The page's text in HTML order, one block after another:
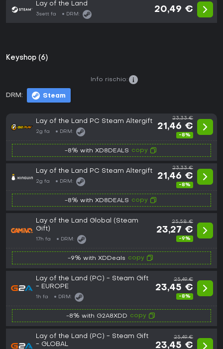
Lay of the Land
3sett fa DRM:
20,49 €
Keyshop (6)
DRM: Steam
Info rischio:
Lay of the Land PC Steam Altergift
2g fa DRM:
23,33 €
21,46 €
-8%
-8% with XD8DEALS copy
Lay of the Land PC Steam Altergift
2g fa DRM:
23,33 €
21,46 €
-8%
-8% with XD8DEALS copy
Lay of the Land Global (Steam
Gift)
17h fa DRM:
25,58 €
23,27 €
-9%
-9% with XDDeals copy
Lay of the Land (PC) - Steam Gift
- EUROPE
1h fa DRM:
25,49 €
23,45 €
-8%
-8% with G2A8XDD copy
Lay of the Land (PC) - Steam Gift
- GLOBAL
25,49 €
23,45 €